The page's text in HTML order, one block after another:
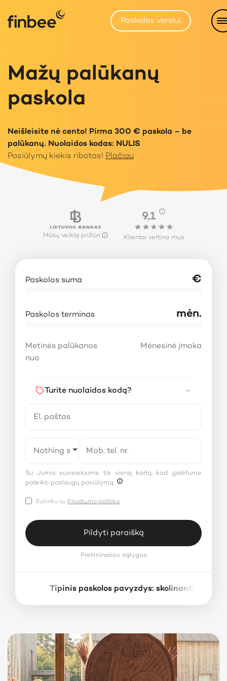
Paskolos verslui
Mažų palūkanų
paskola
Neišleisite nė cento! Pirma 300 € paskola – be
palūkanų. Nuolaidos kodas: NULIS
Pasiūlymų kiekis ribotas! Plačiau
Paskolos suma:
Paskolos terminas:
Fiksuotoji metinė palūkanų norma: 10%
Paskolos suma €
Paskolos terminas mėn.
Metinės palūkanos
nuo
Mėnesinė įmoka
Turite nuolaidos kodą?
Nothing selected
Su Jumis susisieksime tik vieną kartą, kad galėtume
pateikti paslaugų pasiūlymą.
Sutinku su Privatumo politika
Pildyti paraišką
Preliminarios sąlygos
Tipinis paskolos pavyzdys: skolinantis 1000
Mūsų veiklą prižiūri
9,1
Klientai vertina mus